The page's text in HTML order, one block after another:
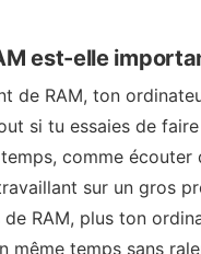
est-elle
de RAM, ton
si tu essaies de
comme écouter
sur un gros
RAM, plus ton
même temps sans